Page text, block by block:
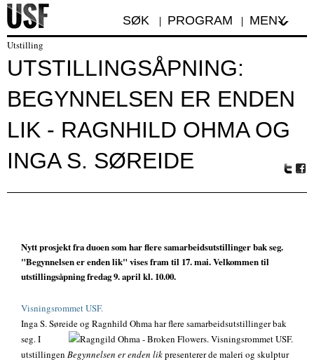
SØK PROGRAM MENY
Utstilling
UTSTILLINGSÅPNING:
BEGYNNELSEN ER ENDEN
LIK - RAGNHILD OHMA OG
INGA S. SØREIDE
Nytt prosjekt fra duoen som har flere samarbeidsutstillinger bak seg.
"Begynnelsen er enden lik" vises fram til 17. mai. Velkommen til
utstillingsåpning fredag 9. april kl. 10.00.
Visningsrommet USF.
Inga S. Søreide og Ragnhild Ohma har flere samarbeidsutstillingerbak
seg. I
utstillingen Begynnelsen er enden likpresenterer de maleri og skulptur